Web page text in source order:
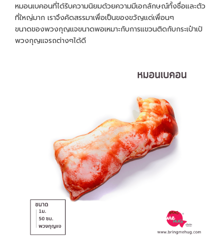
หมอนเบคอนที่ได้รับความนิยมด้วยความมีเอกลักษณ์ทั้งชื่อและตัว
ที่ใหญ่มาก เราจึงคัดสรรมาเพื่อเป็นของขวัญแด่เพื่อนๆ
ขนาดของพวงกุญแจขนาดพอเหมาะกับการแขวนติดกับกระเป๋าเป้
พวงกุญแจรถต่างๆได้ดี